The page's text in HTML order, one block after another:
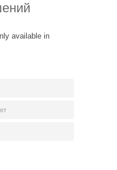
available in